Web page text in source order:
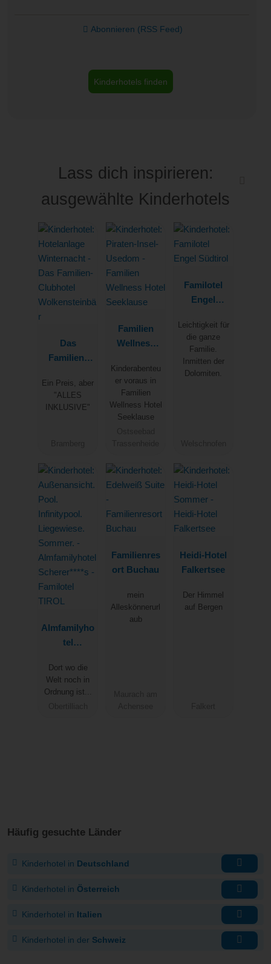
Abonnieren (RSS Feed)
Kinderhotels finden
Lass dich inspirieren:
ausgewählte Kinderhotels
Das
Familien-
Wolkenstein
bär
Ein Preis, aber
"ALLES
INKLUSIVE"
Familien
Wellness
Seeklause
Kinderabenteu
er voraus in
Familien
Wellness Hotel
Seeklause
Familotel
Engel
Leichtigkeit für
die ganze
Familie.
Inmitten der
Dolomiten.
Almfamilyho
tel
- Familotel
TIROL
Dort wo die
Welt noch in
Ordnung ist...
Familienres
ort Buchau
mein
Alleskönnerurl
aub
Heidi-Hotel
Falkertsee
Der Himmel
auf Bergen
Häufig gesuchte Länder
Kinderhotel in Deutschland
Kinderhotel in Österreich
Kinderhotel in Italien
Kinderhotel in der Schweiz